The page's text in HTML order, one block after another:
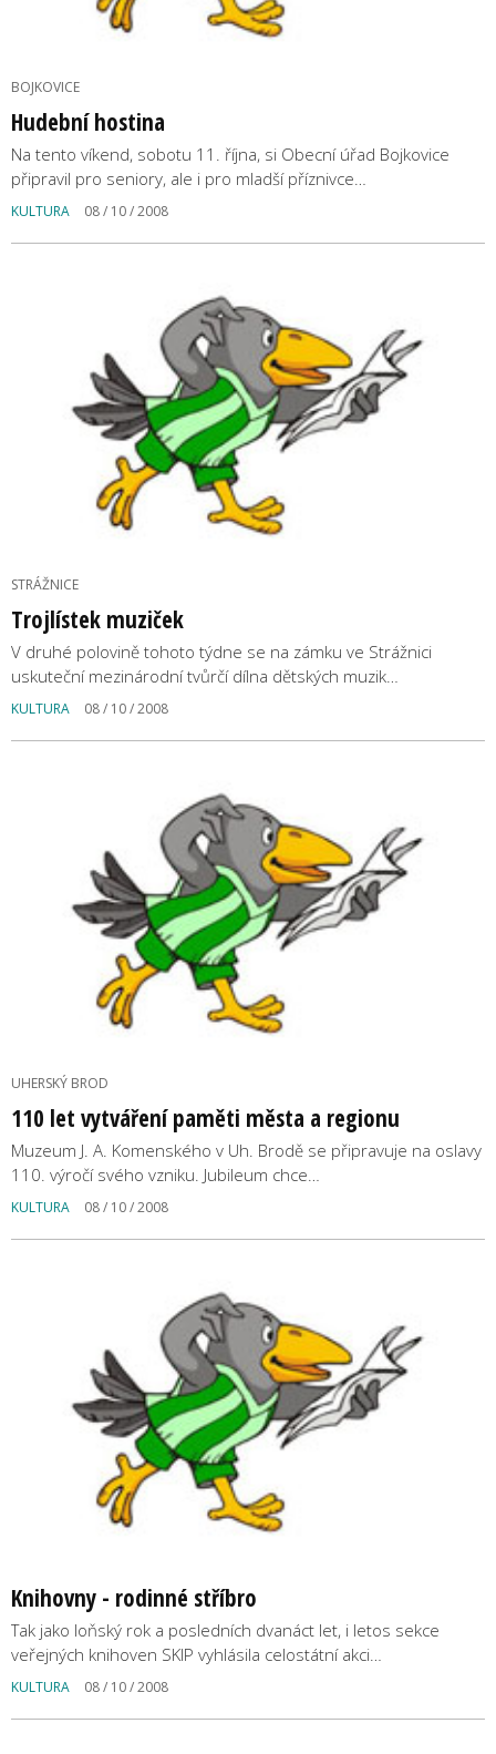
BOJKOVICE
Hudební hostina
Na tento víkend, sobotu 11. října, si Obecní úřad Bojkovice
připravil pro seniory, ale i pro mladší příznivce…
KULTURA 08 / 10 / 2008
STRÁŽNICE
Trojlístek muziček
V druhé polovině tohoto týdne se na zámku ve Strážnici
uskuteční mezinárodní tvůrčí dílna dětských muzik…
KULTURA 08 / 10 / 2008
UHERSKÝ BROD
110 let vytváření paměti města a regionu
Muzeum J. A. Komenského v Uh. Brodě se připravuje na oslavy
110. výročí svého vzniku. Jubileum chce…
KULTURA 08 / 10 / 2008
Knihovny - rodinné stříbro
Tak jako loňský rok a posledních dvanáct let, i letos sekce
veřejných knihoven SKIP vyhlásila celostátní akci…
KULTURA 08 / 10 / 2008